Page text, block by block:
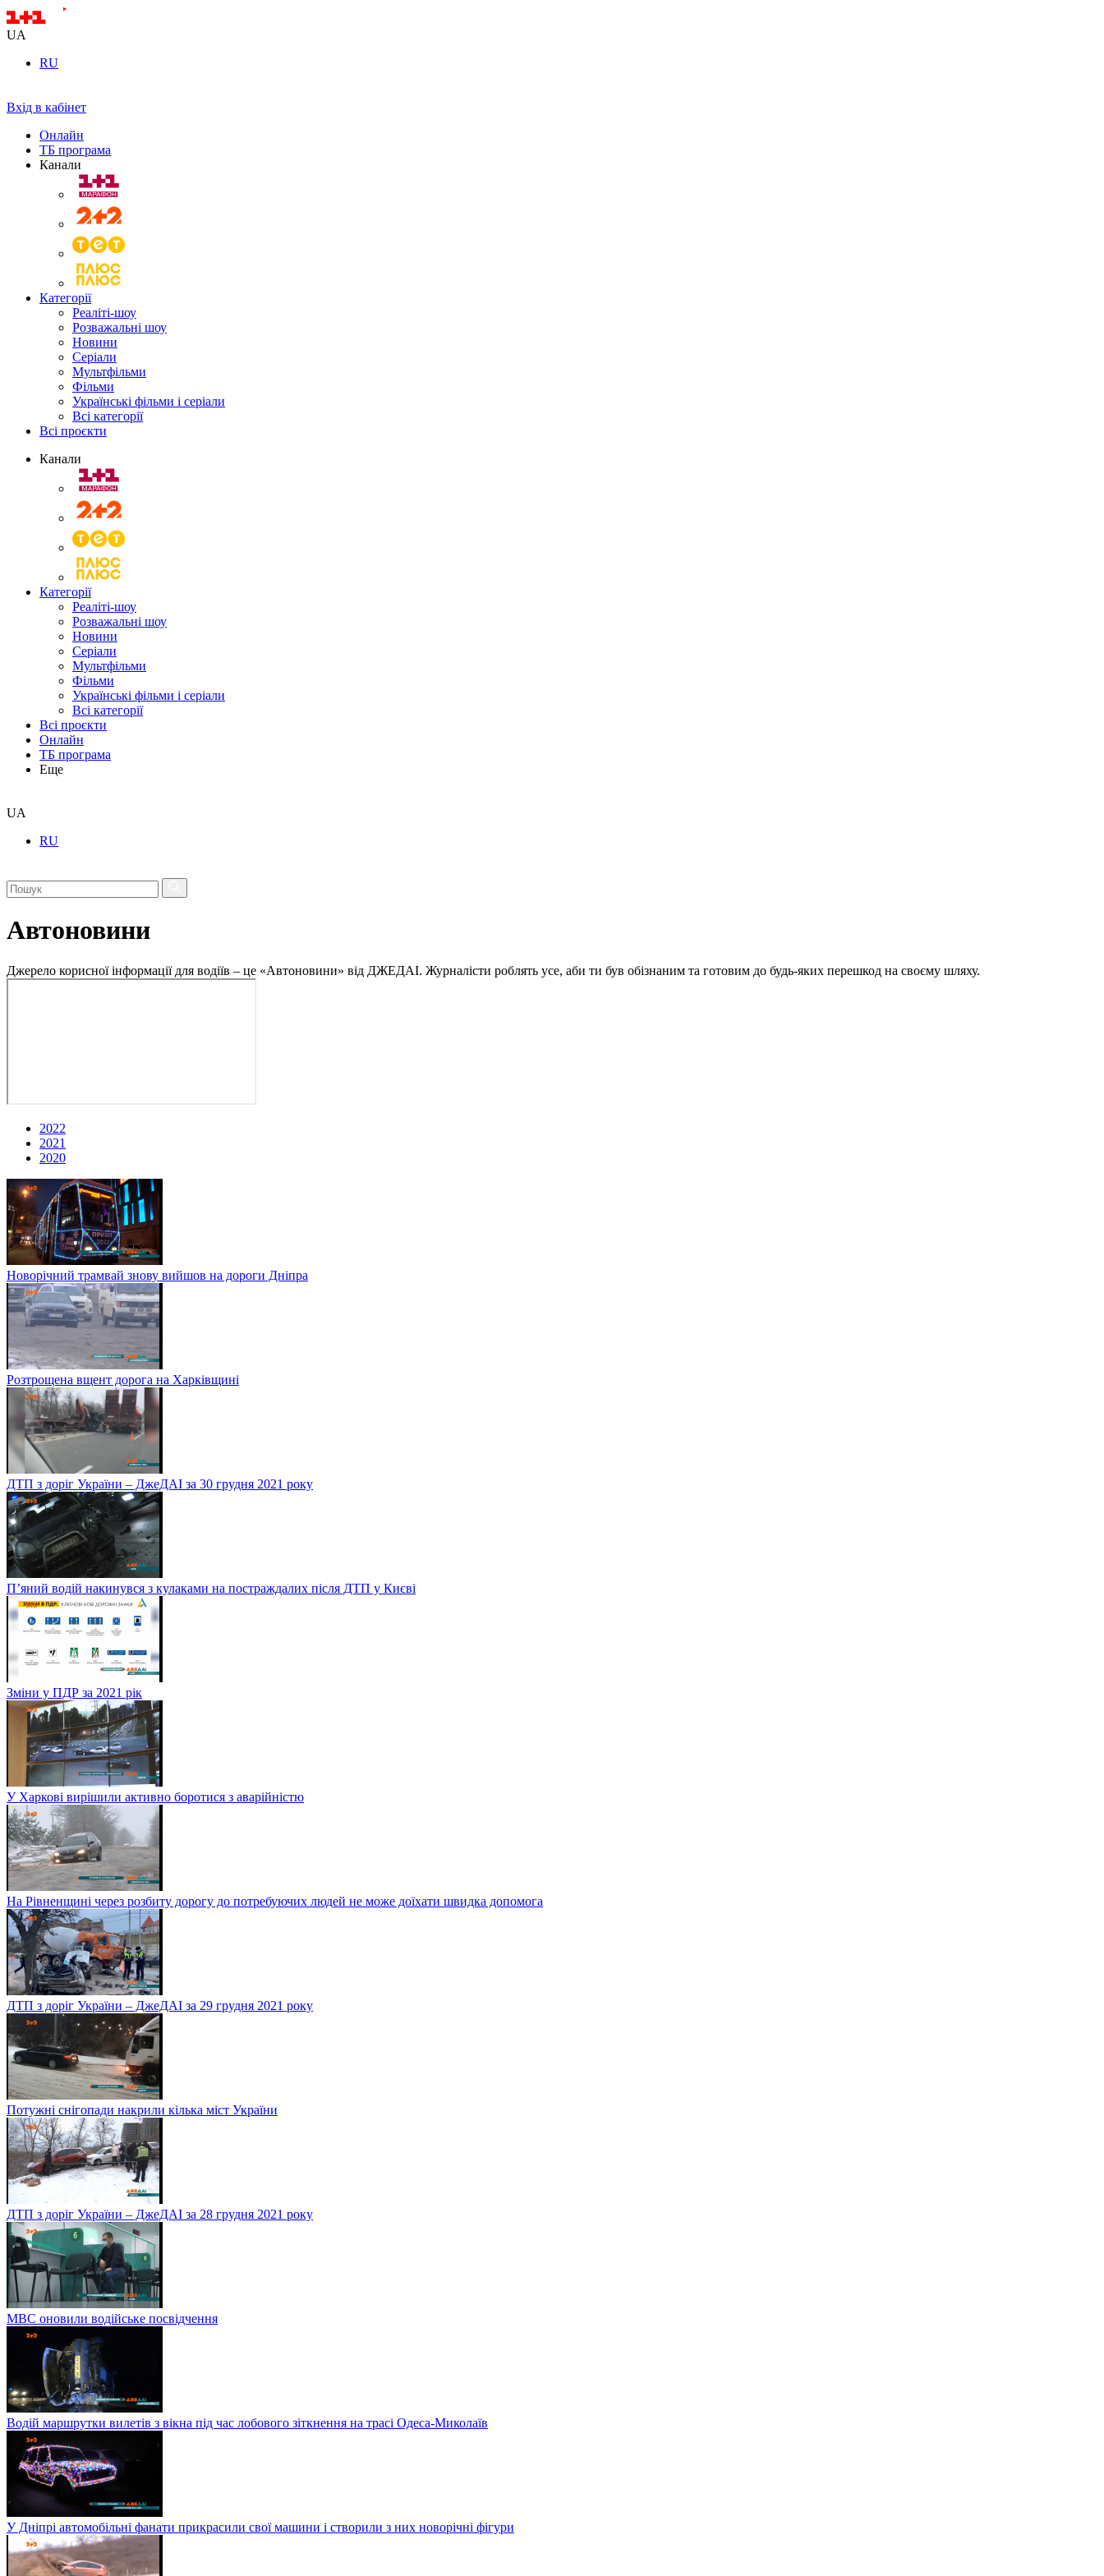
UA
RU
Вхід в кабінет
Онлайн
ТБ програма
Канали
Категорії
Реаліті-шоу
Розважальні шоу
Новини
Серіали
Мультфільми
Фільми
Українські фільми і серіали
Всі категорії
Всі проєкти
Канали
Категорії
Реаліті-шоу
Розважальні шоу
Новини
Серіали
Мультфільми
Фільми
Українські фільми і серіали
Всі категорії
Всі проєкти
Онлайн
ТБ програма
Еще
UA
RU
Автоновини
Джерело корисної інформації для водіїв – це «Автоновини» від ДЖЕДАІ. Журналісти роблять усе, аби ти був обізнаним та готовим до будь-яких перешкод на своєму шляху.
2022
2021
2020
Новорічний трамвай знову вийшов на дороги Дніпра
Розтрощена вщент дорога на Харківщині
ДТП з доріг України – ДжеДАІ за 30 грудня 2021 року
П’яний водій накинувся з кулаками на постраждалих після ДТП у Києві
Зміни у ПДР за 2021 рік
У Харкові вирішили активно боротися з аварійністю
На Рівненщині через розбиту дорогу до потребуючих людей не може доїхати швидка допомога
ДТП з доріг України – ДжеДАІ за 29 грудня 2021 року
Потужні снігопади накрили кілька міст України
ДТП з доріг України – ДжеДАІ за 28 грудня 2021 року
МВС оновили водійське посвідчення
Водій маршрутки вилетів з вікна під час лобового зіткнення на трасі Одеса-Миколаїв
У Дніпрі автомобільні фанати прикрасили свої машини і створили з них новорічні фігури